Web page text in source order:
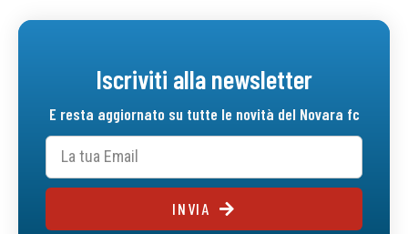
Iscriviti alla newsletter
E resta aggiornato su tutte le novità del Novara fc
INVIA